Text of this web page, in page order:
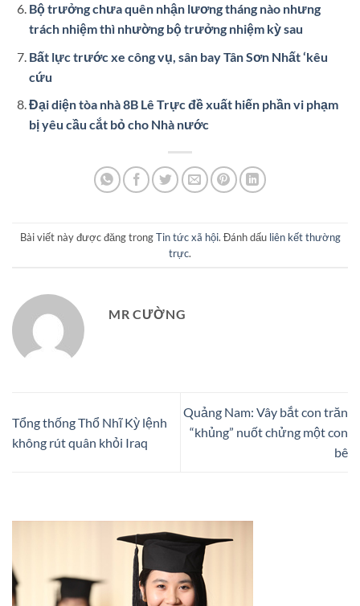
Bộ trưởng chưa quên nhận lương tháng nào nhưng
trách nhiệm thì nhường bộ trưởng nhiệm kỳ sau
Bất lực trước xe công vụ, sân bay Tân Sơn Nhất ‘kêu
cứu
Đại diện tòa nhà 8B Lê Trực đề xuất hiến phần vi phạm
bị yêu cầu cắt bỏ cho Nhà nước
Bài viết này được đăng trongTin tức xã hội. Đánh dấu liên kết thường
trực.
MR CƯỜNG
Tổng thống Thổ Nhĩ Kỳ lệnh
không rút quân khỏi Iraq
Quảng Nam: Vây bắt con trăn
“khủng” nuốt chửng một con
bê